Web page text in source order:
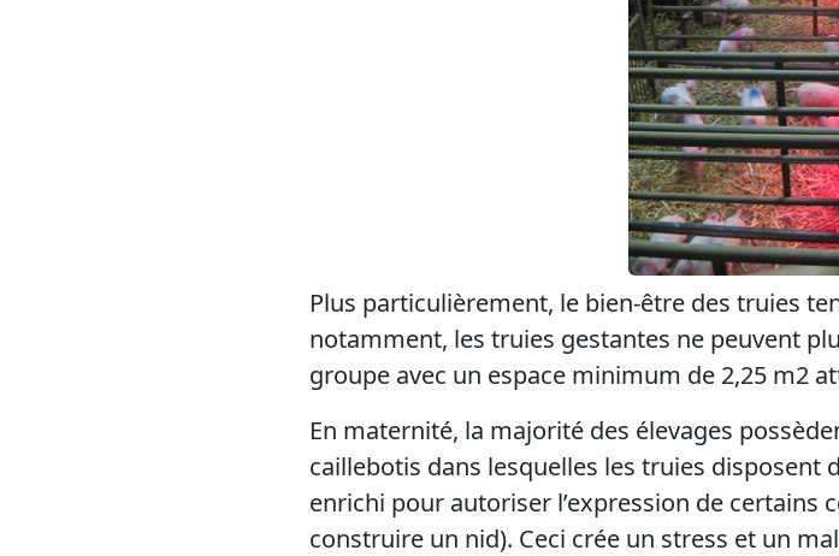
Plus particulièrement, le bien-être des truies
notamment, les truies gestantes ne peuvent
groupe avec un espace minimum de 2,25 m2
En maternité, la majorité des élevages
caillebotis dans lesquelles les truies disposent
enrichi pour autoriser l’expression de certains
construire un nid). Ceci crée un stress et un